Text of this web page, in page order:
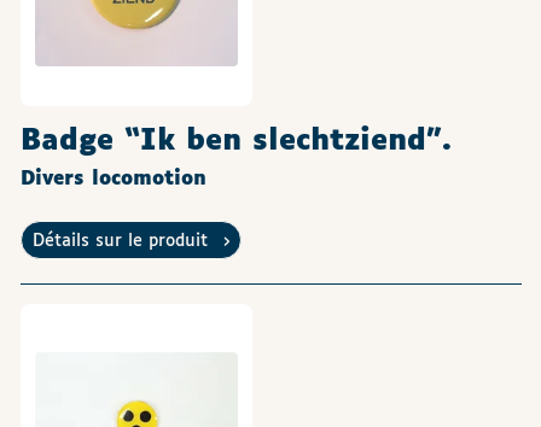
Badge “Ik ben slechtziend”.
Divers locomotion
Détails sur le produit